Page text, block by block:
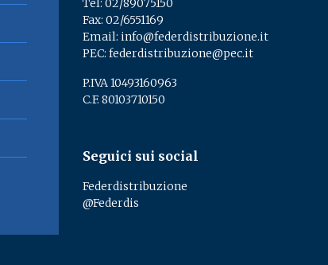
Tel: 02/89075150
Fax: 02/6551169
Email: info@federdistribuzione.it
PEC: federdistribuzione@pec.it
P.IVA 10493160963
C.F. 80103710150
Seguici sui social
Federdistribuzione
@Federdis